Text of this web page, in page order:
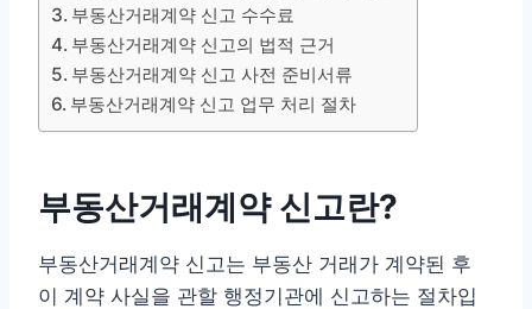
부동산거래계약 신고 수수료
부동산거래계약 신고의 법적 근거
부동산거래계약 신고 사전 준비서류
부동산거래계약 신고 업무 처리 절차
부동산거래계약 신고란?
부동산거래계약 신고는 부동산 거래가 계약된 후
이 계약 사실을 관할 행정기관에 신고하는 절차입